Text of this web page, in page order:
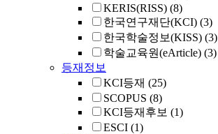
KERIS(RISS) (8)
한국연구재단(KCI) (3)
한국학술정보(KISS) (3)
학술교육원(eArticle) (3)
등재정보
KCI등재 (25)
SCOPUS (8)
KCI등재후보 (1)
ESCI (1)